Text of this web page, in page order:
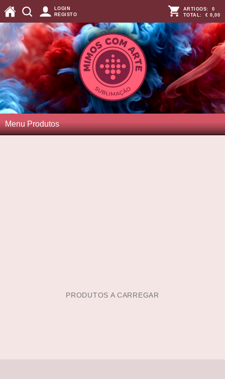
LOGIN
REGISTO
ARTIGOS: 0
TOTAL: € 0,00
Menu Produtos
PRODUTOS A CARREGAR